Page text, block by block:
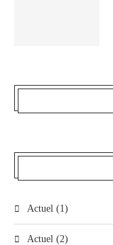
Actuel (1)
Actuel (2)